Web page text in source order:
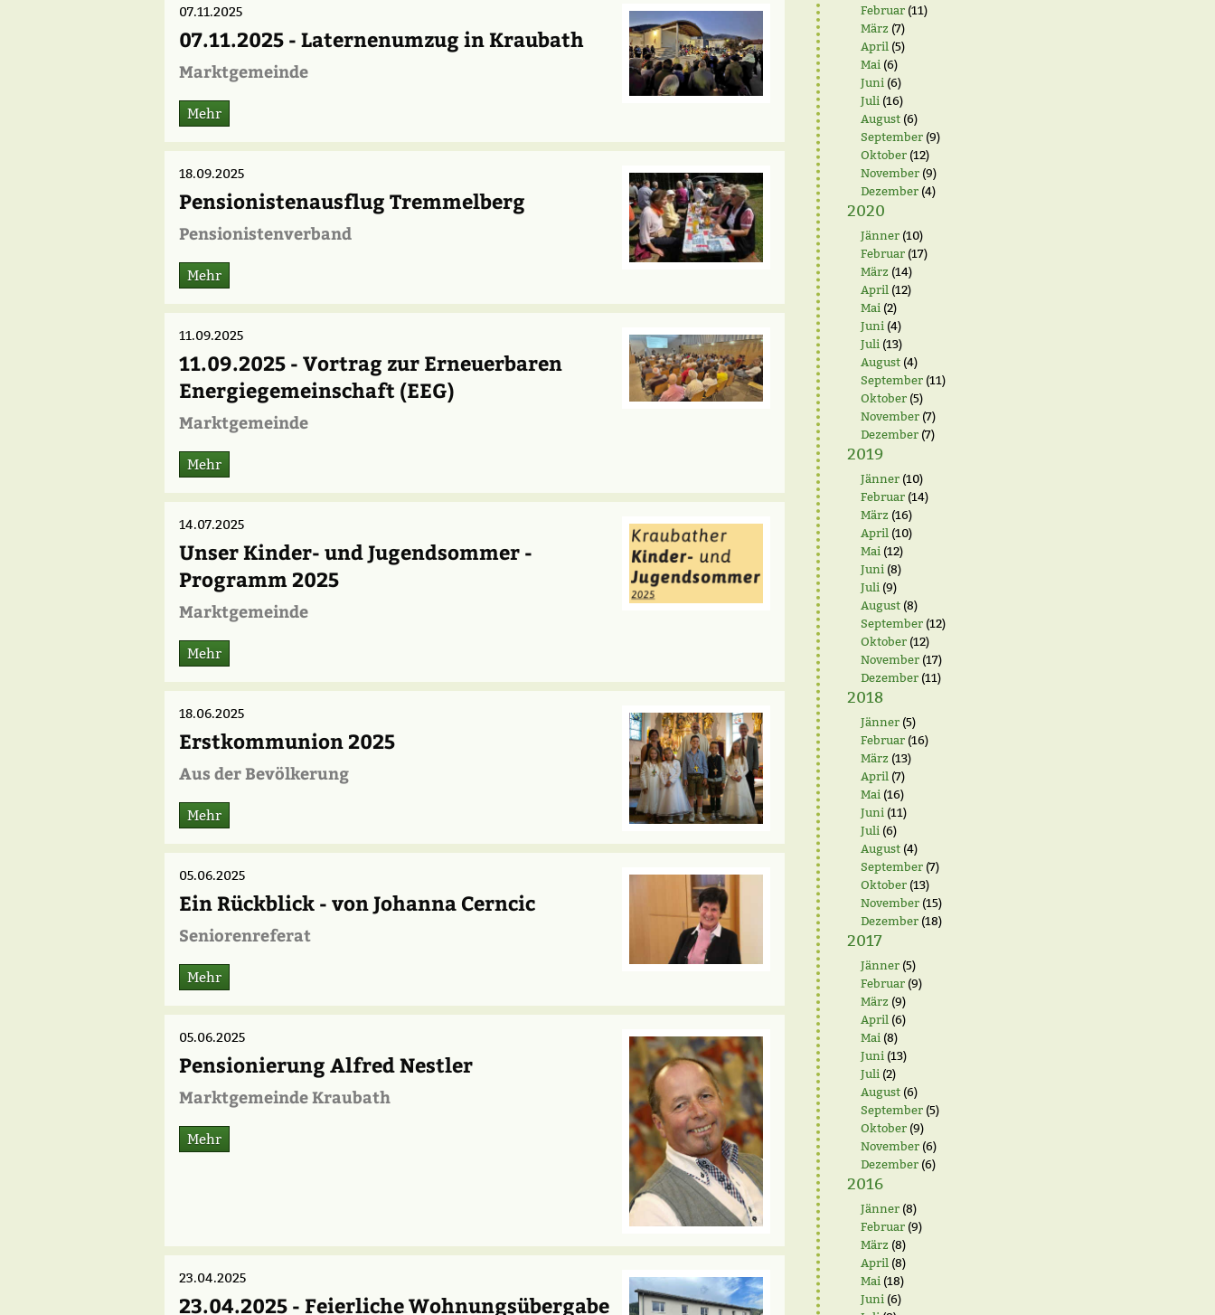
07.11.2025
07.11.2025 - Laternenumzug in Kraubath
Marktgemeinde
Mehr
18.09.2025
Pensionistenausflug Tremmelberg
Pensionistenverband
Mehr
11.09.2025
11.09.2025 - Vortrag zur Erneuerbaren
Energiegemeinschaft (EEG)
Marktgemeinde
Mehr
14.07.2025
Unser Kinder- und Jugendsommer -
Programm 2025
Marktgemeinde
Mehr
18.06.2025
Erstkommunion 2025
Aus der Bevölkerung
Mehr
05.06.2025
Ein Rückblick - von Johanna Cerncic
Seniorenreferat
Mehr
05.06.2025
Pensionierung Alfred Nestler
Marktgemeinde Kraubath
Mehr
23.04.2025
23.04.2025 - Feierliche Wohnungsübergabe
Februar(11)
März (7)
April (5)
Mai (6)
Juni (6)
Juli (16)
August(6)
September(9)
Oktober(12)
November(9)
Dezember(4)
2020
Jänner(10)
Februar(17)
März (14)
April (12)
Mai (2)
Juni (4)
Juli (13)
August(4)
September(11)
Oktober(5)
November(7)
Dezember(7)
2019
Jänner(10)
Februar(14)
März (16)
April (10)
Mai (12)
Juni (8)
Juli (9)
August(8)
September(12)
Oktober(12)
November(17)
Dezember(11)
2018
Jänner(5)
Februar(16)
März (13)
April (7)
Mai (16)
Juni (11)
Juli (6)
August(4)
September(7)
Oktober(13)
November(15)
Dezember(18)
2017
Jänner(5)
Februar(9)
März (9)
April (6)
Mai (8)
Juni (13)
Juli (2)
August(6)
September(5)
Oktober(9)
November(6)
Dezember(6)
2016
Jänner(8)
Februar(9)
März (8)
April (8)
Mai (18)
Juni (6)